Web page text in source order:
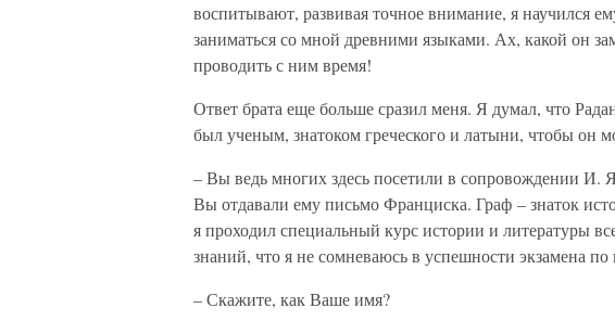
воспитывают, развивая точное внимание, я научился
заниматься со мной древними языками. Ах, какой он
проводить с ним время!
Ответ брата еще больше сразил меня. Я думал, что
был ученым, знатоком греческого и латыни, чтобы он
– Вы ведь многих здесь посетили в сопровождении И. Я
Вы отдавали ему письмо Франциска. Граф – знаток
я проходил специальный курс истории и литературы
знаний, что я не сомневаюсь в успешности экзамена
– Скажите, как Ваше имя?